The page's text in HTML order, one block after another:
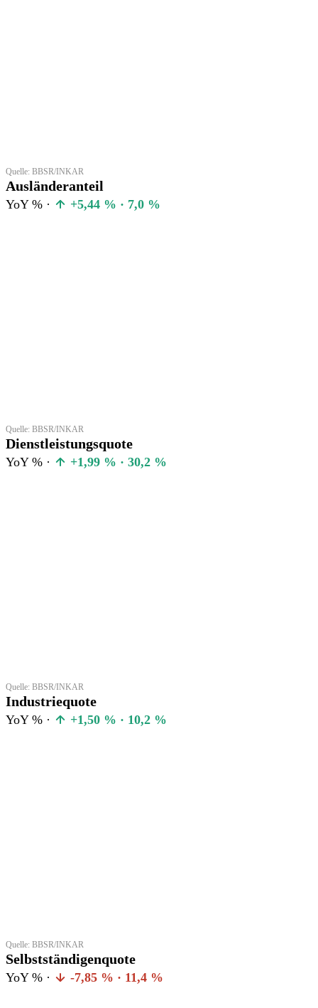
Quelle: BBSR/INKAR
Ausländeranteil
YoY % · +5,44 % · 7,0 %
Quelle: BBSR/INKAR
Dienstleistungsquote
YoY % · +1,99 % · 30,2 %
Quelle: BBSR/INKAR
Industriequote
YoY % · +1,50 % · 10,2 %
Quelle: BBSR/INKAR
Selbstständigenquote
YoY % · -7,85 % · 11,4 %